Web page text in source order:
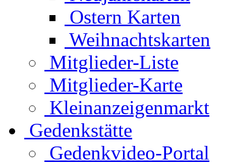
Ostern Karten
Weihnachtskarten
Mitglieder-Liste
Mitglieder-Karte
Kleinanzeigenmarkt
Gedenkstätte
Gedenkvideo-Portal